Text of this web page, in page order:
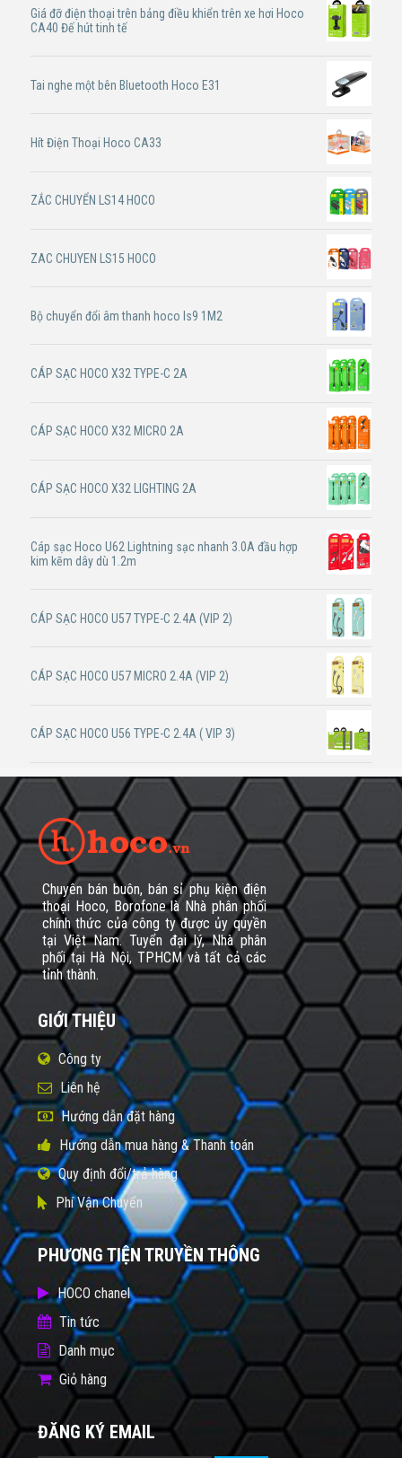
Giá đỡ điện thoại trên bảng điều khiển trên xe hơi Hoco
CA40 Đế hút tinh tế
Tai nghe một bên Bluetooth Hoco E31
Hít Điện Thoại Hoco CA33
ZẮC CHUYỂN LS14 HOCO
ZAC CHUYEN LS15 HOCO
Bộ chuyển đổi âm thanh hoco ls9 1M2
CÁP SẠC HOCO X32 TYPE-C 2A
CÁP SẠC HOCO X32 MICRO 2A
CÁP SẠC HOCO X32 LIGHTING 2A
Cáp sạc Hoco U62 Lightning sạc nhanh 3.0A đầu hợp
kim kẽm dây dù 1.2m
CÁP SẠC HOCO U57 TYPE-C 2.4A (VIP 2)
CÁP SẠC HOCO U57 MICRO 2.4A (VIP 2)
CÁP SẠC HOCO U56 TYPE-C 2.4A ( VIP 3)
Chuyên bán buôn, bán sỉ phụ kiện điện
thoại Hoco, Borofone là Nhà phân phối
chính thức của công ty được ủy quyền
tại Việt Nam. Tuyển đại lý, Nhà phân
phối tại Hà Nội, TPHCM và tất cả các
tỉnh thành.
GIỚI THIỆU
Công ty
Liên hệ
Hướng dẫn đặt hàng
Hướng dẫn mua hàng & Thanh toán
Quy định đổi/trả hàng
Phí Vận Chuyển
PHƯƠNG TIỆN TRUYỀN THÔNG
HOCO chanel
Tin tức
Danh mục
Giỏ hàng
ĐĂNG KÝ EMAIL